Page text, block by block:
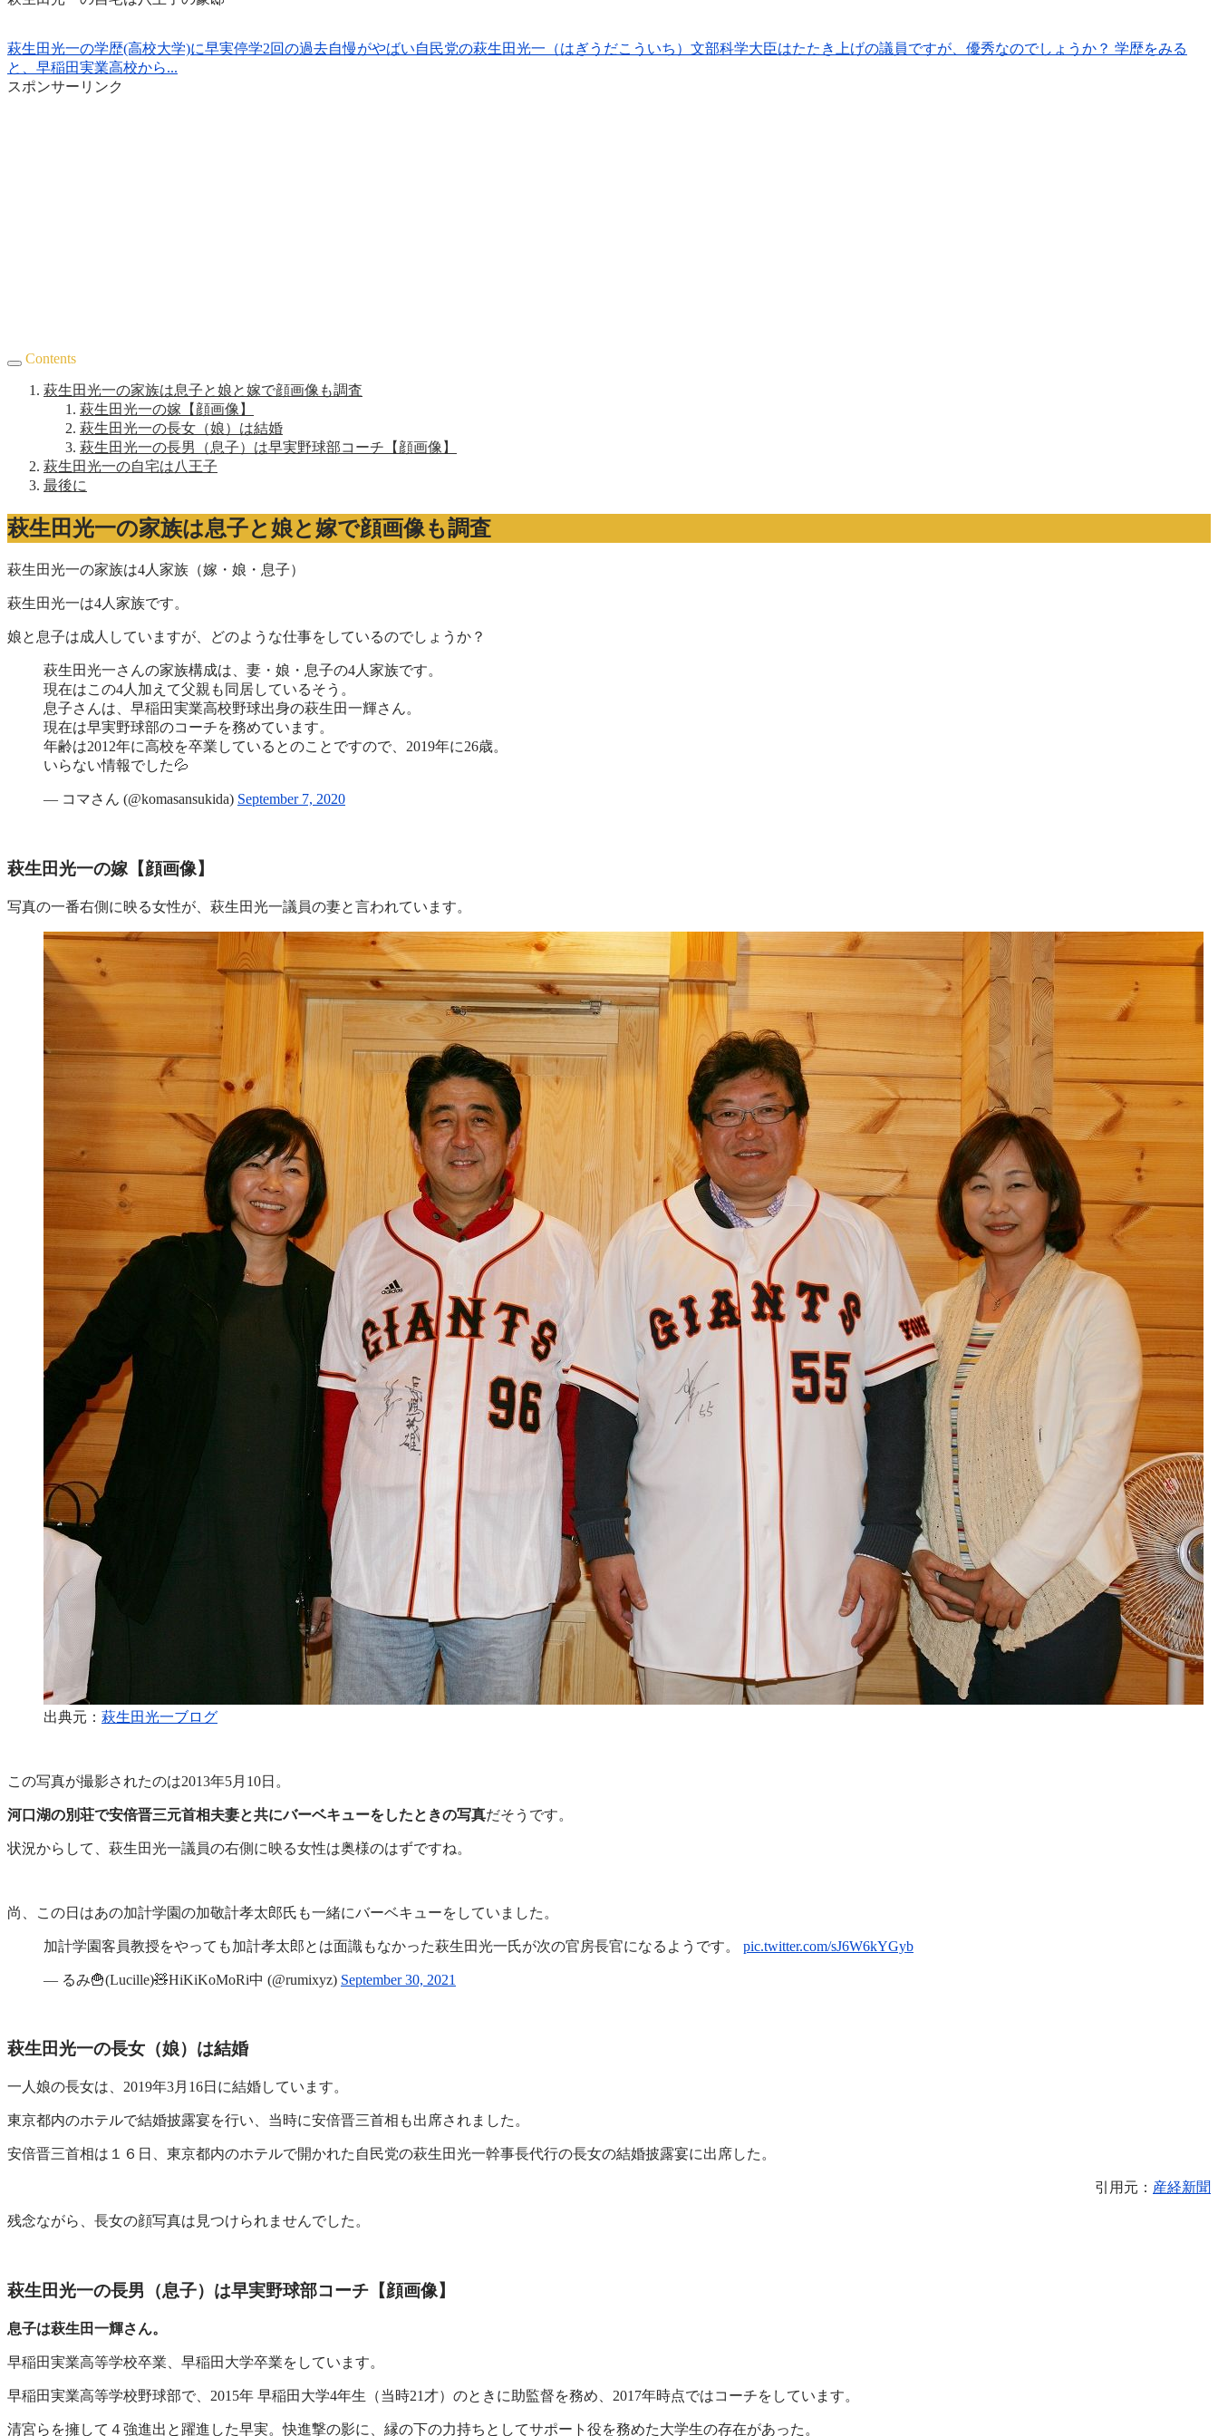
萩生田光一の学歴(高校大学)に早実停学2回の過去自慢がやばい自民党の萩生田光一（はぎうだこういち）文部科学大臣はたたき上げの議員ですが、優秀なのでしょうか？ 学歴をみる
と、早稲田実業高校から...
スポンサーリンク
Contents
萩生田光一の家族は息子と娘と嫁で顔画像も調査
萩生田光一の嫁【顔画像】
萩生田光一の長女（娘）は結婚
萩生田光一の長男（息子）は早実野球部コーチ【顔画像】
萩生田光一の自宅は八王子
最後に
萩生田光一の家族は息子と娘と嫁で顔画像も調査
萩生田光一の家族は4人家族（嫁・娘・息子）
萩生田光一は4人家族です。
娘と息子は成人していますが、どのような仕事をしているのでしょうか？
萩生田光一さんの家族構成は、妻・娘・息子の4人家族です。
現在はこの4人加えて父親も同居しているそう。
息子さんは、早稲田実業高校野球出身の萩生田一輝さん。
現在は早実野球部のコーチを務めています。
年齢は2012年に高校を卒業しているとのことですので、2019年に26歳。
いらない情報でした💦
— コマさん (@komasansukida) September 7, 2020
萩生田光一の嫁【顔画像】
写真の一番右側に映る女性が、萩生田光一議員の妻と言われています。
出典元： 萩生田光一ブログ
この写真が撮影されたのは2013年5月10日。
河口湖の別荘で安倍晋三元首相夫妻と共にバーベキューをしたときの写真だそうです。
状況からして、萩生田光一議員の右側に映る女性は奥様のはずですね。
尚、この日はあの加計学園の加敬計孝太郎氏も一緒にバーベキューをしていました。
加計学園客員教授をやっても加計孝太郎とは面識もなかった萩生田光一氏が次の官房長官になるようです。 pic.twitter.com/sJ6W6kYGyb
— るみ🍟(Lucille)🧸HiKiKoMoRi中 (@rumixyz) September 30, 2021
萩生田光一の長女（娘）は結婚
一人娘の長女は、2019年3月16日に結婚しています。
東京都内のホテルで結婚披露宴を行い、当時に安倍晋三首相も出席されました。
安倍晋三首相は１６日、東京都内のホテルで開かれた自民党の萩生田光一幹事長代行の長女の結婚披露宴に出席した。
引用元： 産経新聞
残念ながら、長女の顔写真は見つけられませんでした。
萩生田光一の長男（息子）は早実野球部コーチ【顔画像】
息子は萩生田一輝さん。
早稲田実業高等学校卒業、早稲田大学卒業をしています。
早稲田実業高等学校野球部で、2015年 早稲田大学4年生（当時21才）のときに助監督を務め、2017年時点ではコーチをしています。
清宮らを擁して４強進出と躍進した早実。快進撃の影に、縁の下の力持ちとしてサポート役を務めた大学生の存在があった。